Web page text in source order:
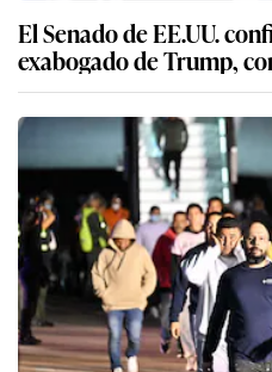
El Senado de EE.UU.
exabogado de Trump,